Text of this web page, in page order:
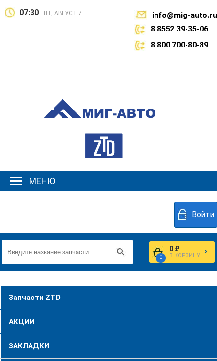
07:30 ПТ, АВГУСТ 7
info@mig-auto.ru
8 8552 39-35-06
8 800 700-80-89
МЕНЮ
Войти
0
0 ₽
В КОРЗИНУ
Запчасти ZTD
АКЦИИ
ЗАКЛАДКИ